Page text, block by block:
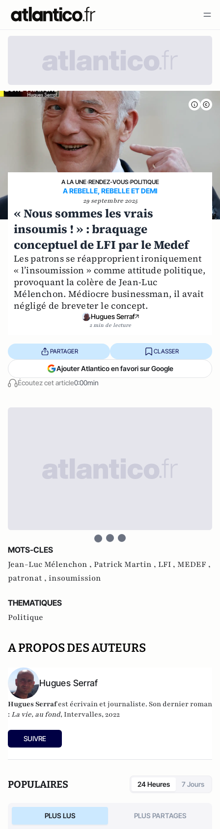
A LA UNE›RENDEZ-VOUS›POLITIQUE
A REBELLE, REBELLE ET DEMI
29 septembre 2025
« Nous sommes les vrais
insoumis ! » : braquage
conceptuel de LFI par le Medef
Les patrons se réapproprient ironiquement
« l’insoumission » comme attitude politique,
provoquant la colère de Jean-Luc
Mélenchon. Médiocre businessman, il avait
négligé de breveter le concept.
Hugues Serraf
2 min de lecture
Écoutez cet article0:00min
PARTAGER CLASSER
Ajouter Atlantico en favori sur Google
MOTS-CLES
Jean-Luc Mélenchon , Patrick Martin , LFI , MEDEF ,
patronat , insoumission
THEMATIQUES
Politique
A PROPOS DES AUTEURS
Hugues Serraf
Hugues Serrafest écrivain et journaliste. Son dernier roman
: La vie, au fond, Intervalles, 2022
SUIVRE
POPULAIRES 24 Heures 7 Jours
PLUS LUS PLUS PARTAGES